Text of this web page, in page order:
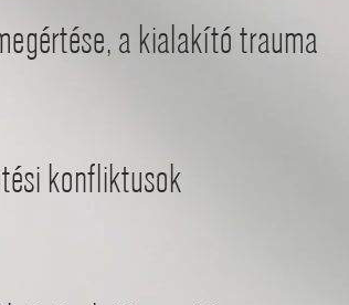
a kialakító trauma
konfliktusok